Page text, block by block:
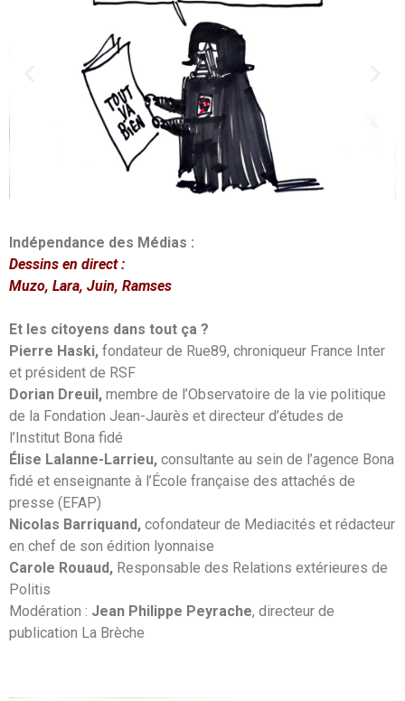
Indépendance des Médias :
Dessins en direct :
Muzo, Lara, Juin, Ramses
Et les citoyens dans tout ça ?
Pierre Haski, fondateur de Rue89, chroniqueur France Inter
et président de RSF
Dorian Dreuil, membre de l’Observatoire de la vie politique
de la Fondation Jean-Jaurès et directeur d’études de
l’Institut Bona fidé
Élise Lalanne-Larrieu, consultante au sein de l’agence Bona
fidé et enseignante à l’École française des attachés de
presse (EFAP)
Nicolas Barriquand, cofondateur de Mediacités et rédacteur
en chef de son édition lyonnaise
Carole Rouaud, Responsable des Relations extérieures de
Politis
Modération : Jean Philippe Peyrache, directeur de
publication La Brèche